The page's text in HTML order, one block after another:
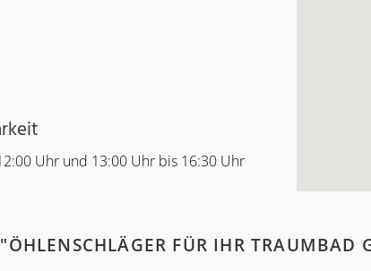
Uhr und 13:00 Uhr bis 16:30 Uhr
FÜR IHR TRAUMBAD